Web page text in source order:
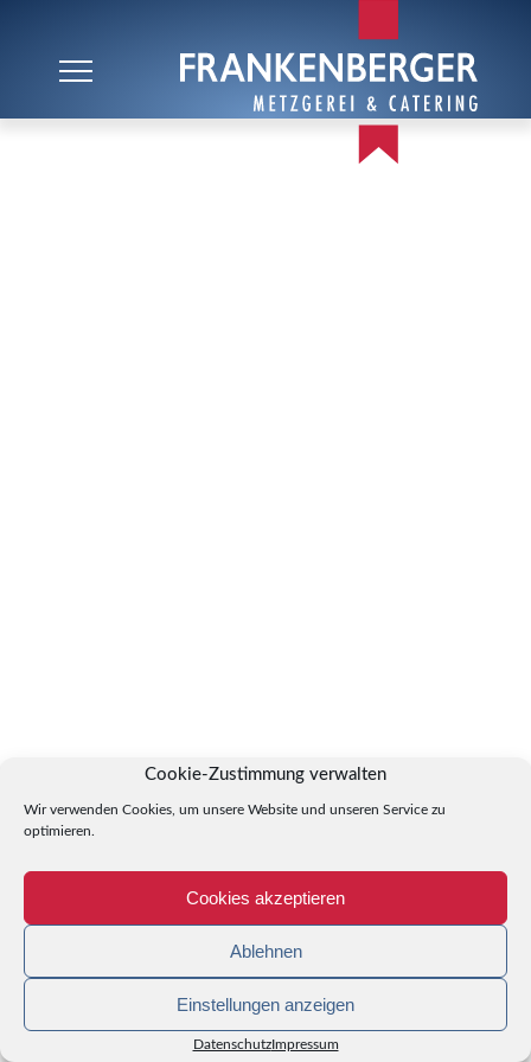
Cookie-Zustimmung verwalten
Wir verwenden Cookies, um unsere Website und unseren Service zu
optimieren.
Cookies akzeptieren
Ablehnen
Einstellungen anzeigen
DatenschutzImpressum